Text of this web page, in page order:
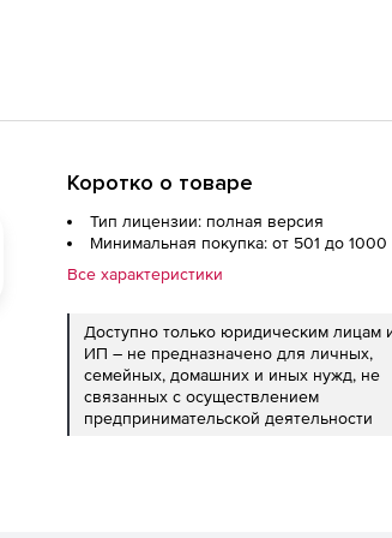
Коротко о товаре
Тип лицензии: полная версия
Минимальная покупка: от 501 до 1000
Все характеристики
Доступно только юридическим лицам
ИП – не предназначено для личных,
семейных, домашних и иных нужд, не
связанных с осуществлением
предпринимательской деятельности